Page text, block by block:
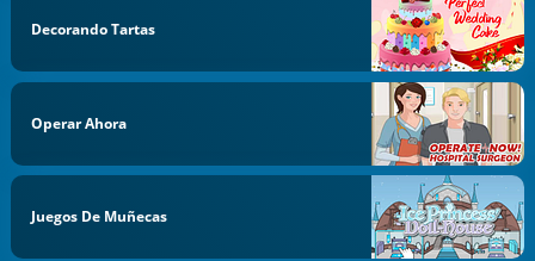
Decorando Tartas
Operar Ahora
Juegos De Muñecas